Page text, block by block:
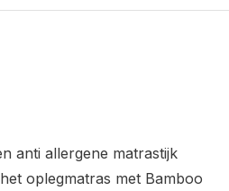
anti allergene matrastijk
oplegmatras met Bamboo